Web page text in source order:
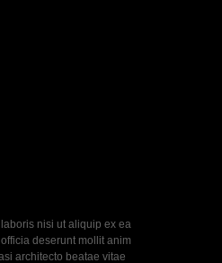
nisi ut aliquip ex ea
deserunt mollit anim
architecto beatae vitae